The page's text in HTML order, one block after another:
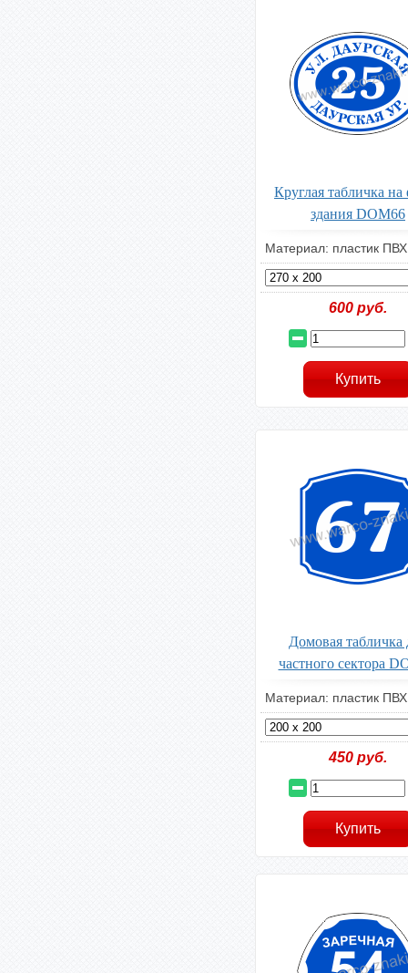
Круглая табличка на
здания DOM66
Материал: пластик ПВХ
600 руб.
Домовая табличка
частного сектора
Материал: пластик ПВХ
450 руб.